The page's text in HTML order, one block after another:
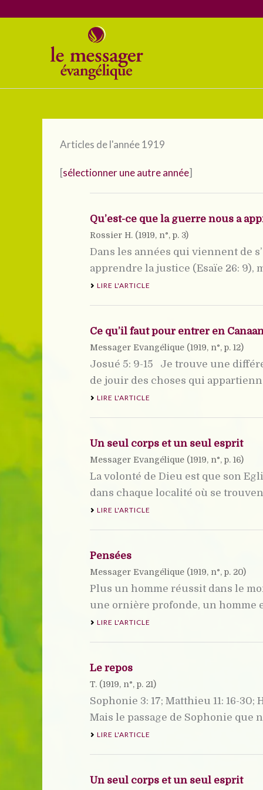
Articles de l'année 1919
[sélectionner une autre année]
Qu’est-ce que la guerre nous a
Rossier H. (1919, n°, p. 3)
Dans les années qui viennent de
apprendre la justice (Esaïe 26: 9),
LIRE L'ARTICLE
Ce qu’il faut pour entrer en
Messager Evangélique (1919, n°, p. 12)
Josué 5: 9-15 Je trouve une
de jouir des choses qui
LIRE L'ARTICLE
Un seul corps et un seul esprit
Messager Evangélique (1919, n°, p. 16)
La volonté de Dieu est que son
dans chaque localité où se
LIRE L'ARTICLE
Pensées
Messager Evangélique (1919, n°, p. 20)
Plus un homme réussit dans le
une ornière profonde, un homme
LIRE L'ARTICLE
Le repos
T. (1919, n°, p. 21)
Sophonie 3: 17; Matthieu 11: 16-
Mais le passage de Sophonie que
LIRE L'ARTICLE
Un seul corps et un seul esprit